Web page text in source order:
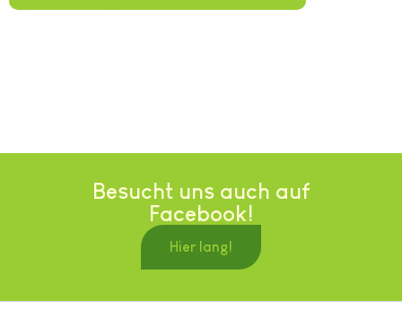
Besucht uns auch auf
Facebook!
Hier lang!